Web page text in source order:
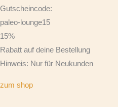
Gutscheincode:
paleo-lounge15
15%
Rabatt auf deine Bestellung
Hinweis: Nur für Neukunden
zum shop